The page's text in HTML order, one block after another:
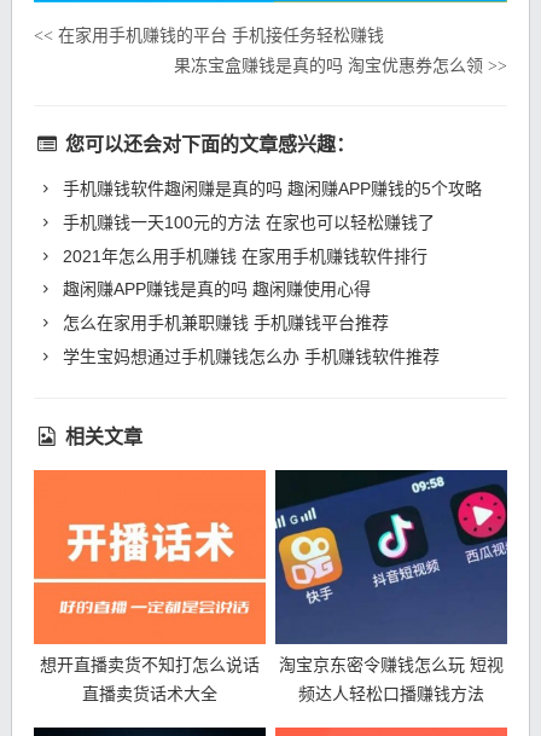
<<在家用手机赚钱的平台 手机接任务轻松赚钱
果冻宝盒赚钱是真的吗 淘宝优惠券怎么领>>
您可以还会对下面的文章感兴趣：
手机赚钱软件趣闲赚是真的吗 趣闲赚APP赚钱的5个攻略
手机赚钱一天100元的方法 在家也可以轻松赚钱了
2021年怎么用手机赚钱 在家用手机赚钱软件排行
趣闲赚APP赚钱是真的吗 趣闲赚使用心得
怎么在家用手机兼职赚钱 手机赚钱平台推荐
学生宝妈想通过手机赚钱怎么办 手机赚钱软件推荐
相关文章
想开直播卖货不知打怎么说话
直播卖货话术大全
淘宝京东密令赚钱怎么玩 短视
频达人轻松口播赚钱方法